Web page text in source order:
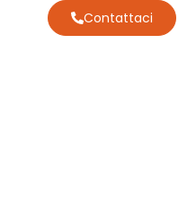
Contattaci